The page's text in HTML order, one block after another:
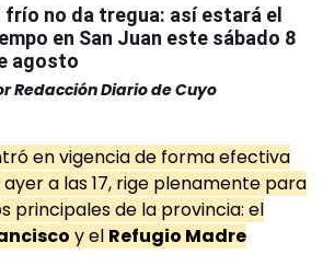
frío no da tregua: así estará el
en San Juan este sábado 8
agosto
Redacción Diario de Cuyo
en vigencia de forma efectiva
a las 17, rige plenamente para
principales de la provincia: el
y el Refugio Madre